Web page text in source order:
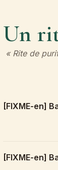
Un
« Rite de
[FIXME-en]
[FIXME-en]